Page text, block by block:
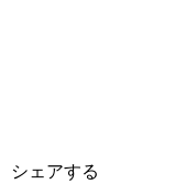
シェアする